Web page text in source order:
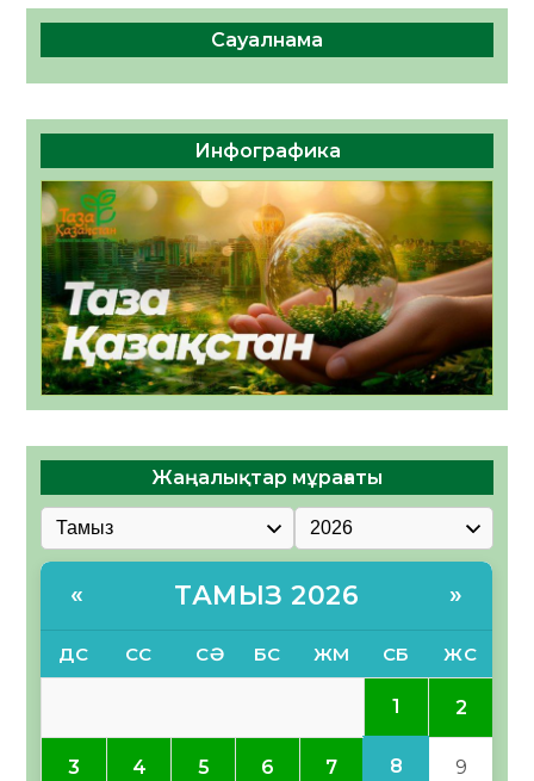
Сауалнама
Инфографика
Жаңалықтар мұрағаты
« ТАМЫЗ 2026 »
ДС СС СӘ БС ЖМ СБ ЖС
1 2
3 4 5 6 7 8 9